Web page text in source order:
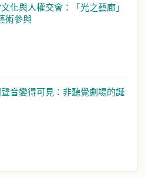
化與人權交會：「光之藝廊」
術參與
聲音變得可見：非聽覺劇場的誕